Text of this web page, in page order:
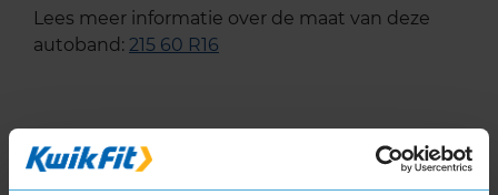
Lees meer informatie over de maat van deze
autoband: 215 60 R16
EU Bandenlabel